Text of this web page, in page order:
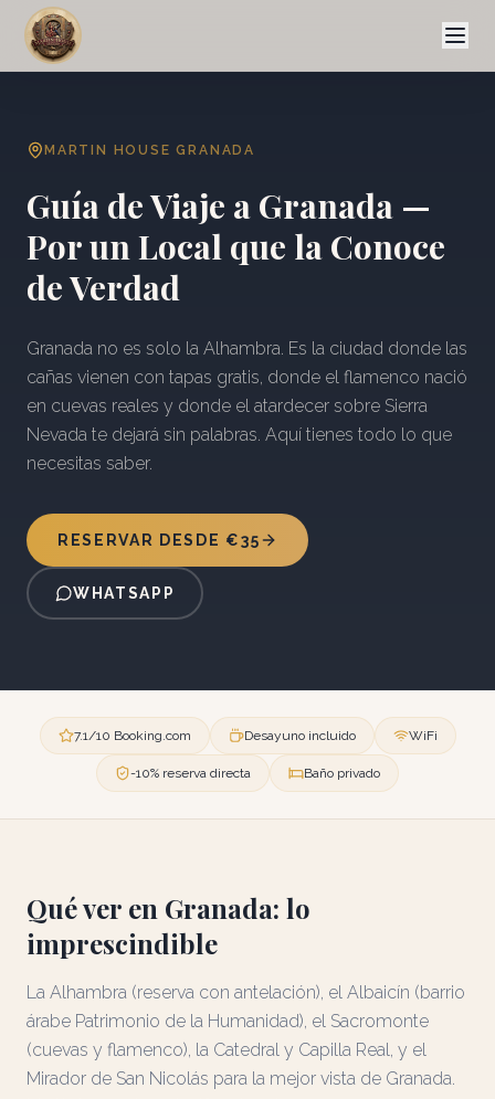
MARTIN HOUSE GRANADA
Guía de Viaje a Granada —
Por un Local que la Conoce
de Verdad
Granada no es solo la Alhambra. Es la ciudad donde las
cañas vienen con tapas gratis, donde el flamenco nació
en cuevas reales y donde el atardecer sobre Sierra
Nevada te dejará sin palabras. Aquí tienes todo lo que
necesitas saber.
RESERVAR DESDE €35
WHATSAPP
7.1/10 Booking.com Desayuno incluido WiFi
-10% reserva directa Baño privado
Qué ver en Granada: lo
imprescindible
La Alhambra (reserva con antelación), el Albaicín (barrio
árabe Patrimonio de la Humanidad), el Sacromonte
(cuevas y flamenco), la Catedral y Capilla Real, y el
Mirador de San Nicolás para la mejor vista de Granada.